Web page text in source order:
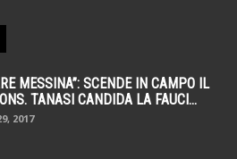
MESSINA”: SCENDE IN CAMPO IL
TANASI CANDIDA LA FAUCI...
2017